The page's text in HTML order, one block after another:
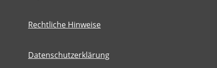
Rechtliche Hinweise
Datenschutzerklärung